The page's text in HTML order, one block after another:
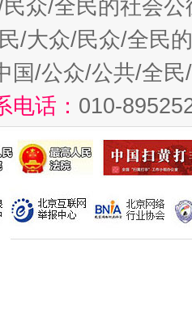
众/全民的社会公
/大众/民众/全民
国/公众/公共/全
话： 010-